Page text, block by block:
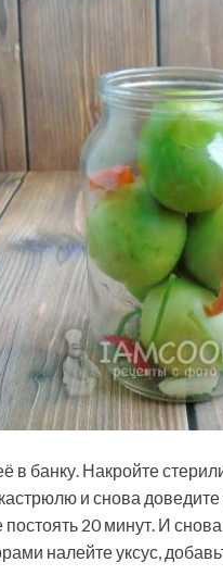
в банку. Накройте
и снова
20 минут. И
налейте уксус,